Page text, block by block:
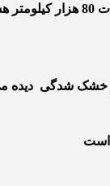
و خشک شدگی دیده